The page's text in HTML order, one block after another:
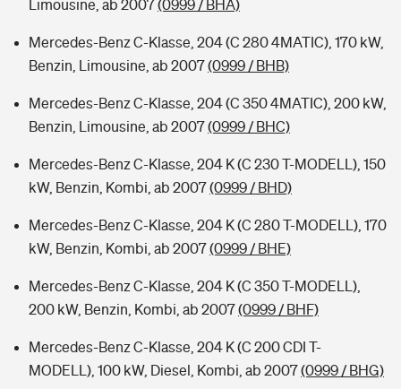
Limousine, ab 2007 (0999 / BHA)
Mercedes-Benz C-Klasse, 204 (C 280 4MATIC), 170 kW,
Benzin, Limousine, ab 2007(0999 / BHB)
Mercedes-Benz C-Klasse, 204 (C 350 4MATIC), 200 kW,
Benzin, Limousine, ab 2007(0999 / BHC)
Mercedes-Benz C-Klasse, 204 K (C 230 T-MODELL), 150
kW, Benzin, Kombi, ab 2007(0999 / BHD)
Mercedes-Benz C-Klasse, 204 K (C 280 T-MODELL), 170
kW, Benzin, Kombi, ab 2007(0999 / BHE)
Mercedes-Benz C-Klasse, 204 K (C 350 T-MODELL),
200 kW, Benzin, Kombi, ab 2007(0999 / BHF)
Mercedes-Benz C-Klasse, 204 K (C 200 CDI T-
MODELL), 100 kW, Diesel, Kombi, ab 2007(0999 / BHG)